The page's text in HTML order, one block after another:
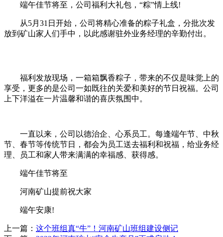
端午佳节将至，公司福利大礼包，“粽”情上线!
从5月31日开始，公司将精心准备的粽子礼盒，分批次发
放到矿山家人们手中，以此感谢驻外业务经理的辛勤付出。
福利发放现场，一箱箱飘香粽子，带来的不仅是味觉上的
享受，更多的是公司一如既往的关爱和美好的节日祝福。公司
上下洋溢在一片温馨和谐的喜庆氛围中。
一直以来，公司以德治企、心系员工。每逢端午节、中秋
节、春节等传统节日，都会为员工送去福利和祝福，给业务经
理、员工和家人带来满满的幸福感、获得感。
端午佳节将至
河南矿山提前祝大家
端午安康!
上一篇： 这个班组真“牛”！河南矿山班组建设侧记